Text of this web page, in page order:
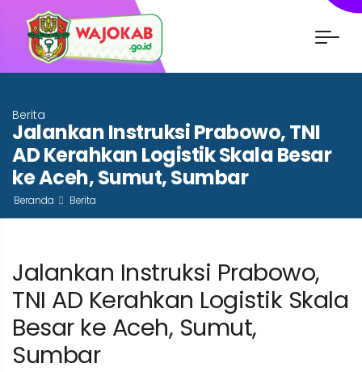
Berita
Jalankan Instruksi Prabowo, TNI
AD Kerahkan Logistik Skala Besar
ke Aceh, Sumut, Sumbar
Beranda Berita
Jalankan Instruksi Prabowo,
TNI AD Kerahkan Logistik Skala
Besar ke Aceh, Sumut,
Sumbar